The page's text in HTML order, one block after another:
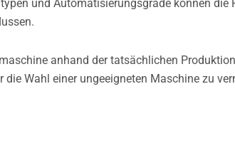
und Automatisierungsgrade können die
anhand der tatsächlichen
Wahl einer ungeeigneten Maschine zu